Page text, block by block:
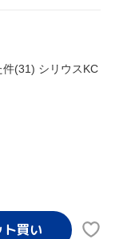
(31) シリウスKC